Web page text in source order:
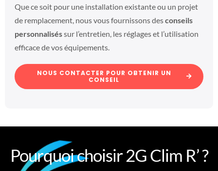
Que ce soit pour une installation existante ou un projet
de remplacement, nous vous fournissons desconseils
personnaliséssur l’entretien, les réglages et l’utilisation
efficace de vos équipements.
NOUS CONTACTER POUR OBTENIR UN
CONSEIL
Pourquoi choisir 2G Clim R’ ?